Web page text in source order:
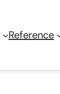
Reference